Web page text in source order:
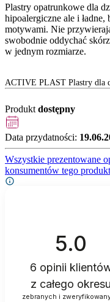
Plastry opatrunkowe dla
hipoalergiczne ale i
motywami. Nie
swobodnie oddychać
w jednym rozmiarze.
ACTIVE PLAST Plastry dla
Produkt dostępny
Data przydatności:
Wszystkie prezentowane
konsumentów tego
5.0
6 opinii
z całego okresu
zebranych i